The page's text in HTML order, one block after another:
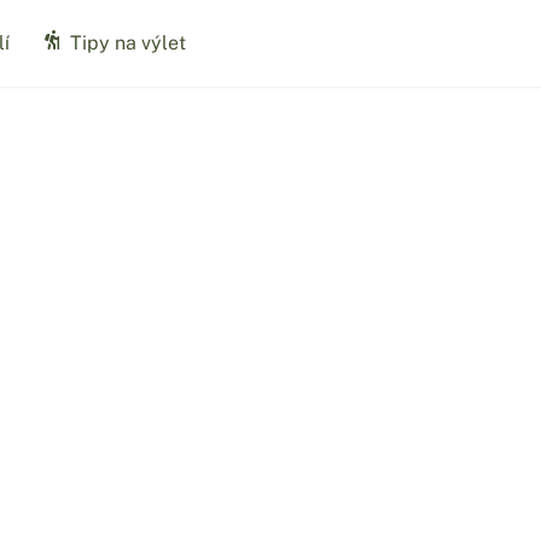
Tipy na výlet